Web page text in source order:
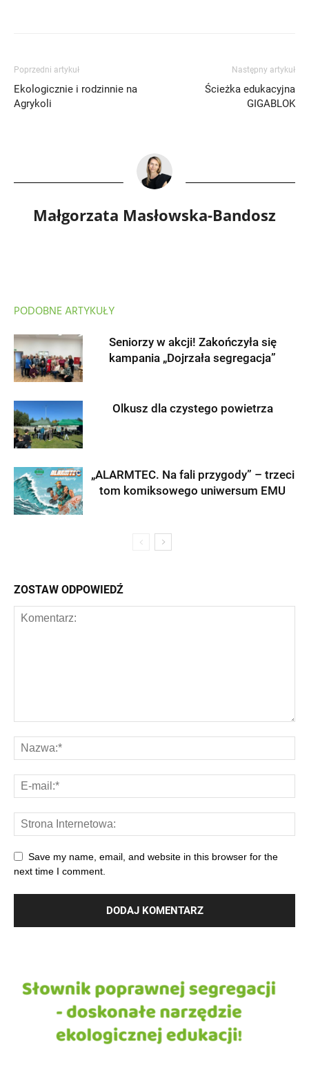
Poprzedni artykuł
Ekologicznie i rodzinnie na
Agrykoli
Następny artykuł
Ścieżka edukacyjna
GIGABLOK
Małgorzata Masłowska-Bandosz
PODOBNE ARTYKUŁY
Seniorzy w akcji! Zakończyła się
kampania „Dojrzała segregacja”
Olkusz dla czystego powietrza
„ALARMTEC. Na fali przygody” – trzeci
tom komiksowego uniwersum EMU
ZOSTAW ODPOWIEDŹ
Save my name, email, and website in this browser for the
next time I comment.